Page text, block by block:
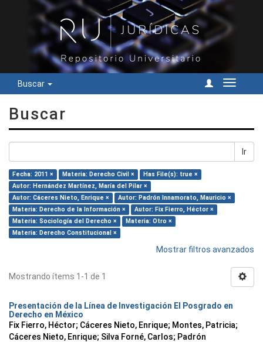
Buscar
Cambiar
Buscar
Ir
Fecha: 2011 × Materia: Derecho Civil ×
Has File(s): true ×
Autor: Hernández Martínez, María del Pilar ×
Autor: Cáceres Nieto, Enrique ×
Autor: Padrón Innamorato, Mauricio ×
Materia: Derecho de la Información ×
Autor: Fix Fierro, Héctor ×
Materia: Sociología del Derecho ×
Materia: Otro ×
Materia: Derecho Constitucional ×
Mostrar filtros avanzados
Mostrando ítems 1-1 de 1
Presentación de la Línea de Investigación El Posgrado en
Derecho en México
Fix Fierro, Héctor; Cáceres Nieto, Enrique; Montes, Patricia;
Cáceres Nieto, Enrique; Silva Forné, Carlos; Padrón